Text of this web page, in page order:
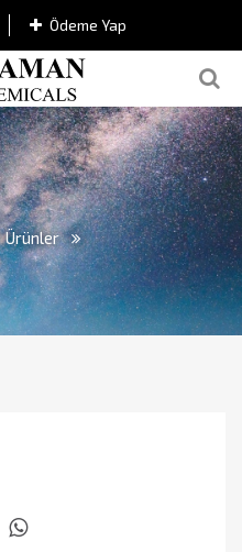
Ödeme Yap
Ürünler